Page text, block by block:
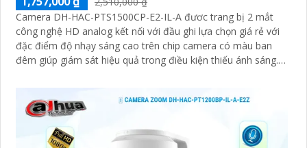
Camera DH-HAC-PTS1500CP-E2-IL-A đươc trang bị 2 mắt
công nghệ HD analog kết nối với đầu ghi lựa chọn giá rẻ với
đặc điểm độ nhạy sáng cao trên chip camera có màu ban
đêm giúp giám sát hiệu quả trong điều kiện thiếu ánh sáng.